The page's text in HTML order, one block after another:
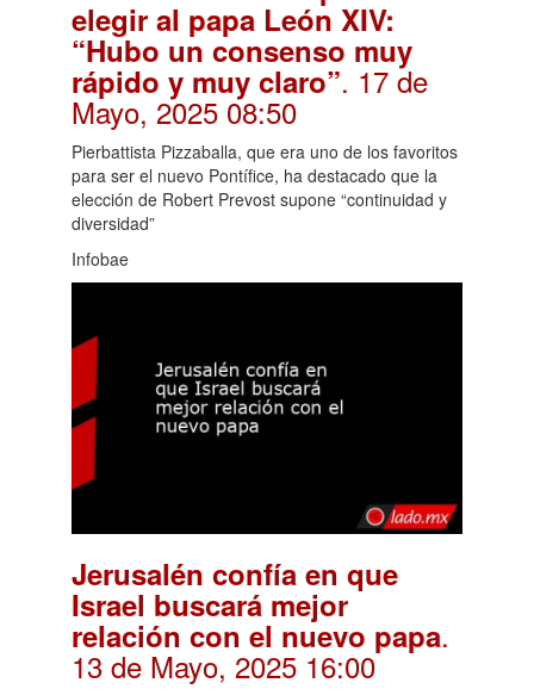
elegir al papa León XIV:
“Hubo un consenso muy
rápido y muy claro”. 17 de
Mayo, 2025 08:50
Pierbattista Pizzaballa, que era uno de los favoritos
para ser el nuevo Pontífice, ha destacado que la
elección de Robert Prevost supone “continuidad y
diversidad”
Infobae
Jerusalén confía en que
Israel buscará mejor
relación con el nuevo papa.
13 de Mayo, 2025 16:00